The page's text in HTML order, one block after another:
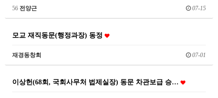
56 전양근 07-15
모교 재직동문(행정과장) 동정
재경동창회 07-01
이상헌(68회, 국회사무처 법제실장) 동문 차관보급 승…